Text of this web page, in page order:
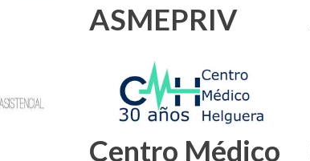
ASMEPRIV
Centro Médico